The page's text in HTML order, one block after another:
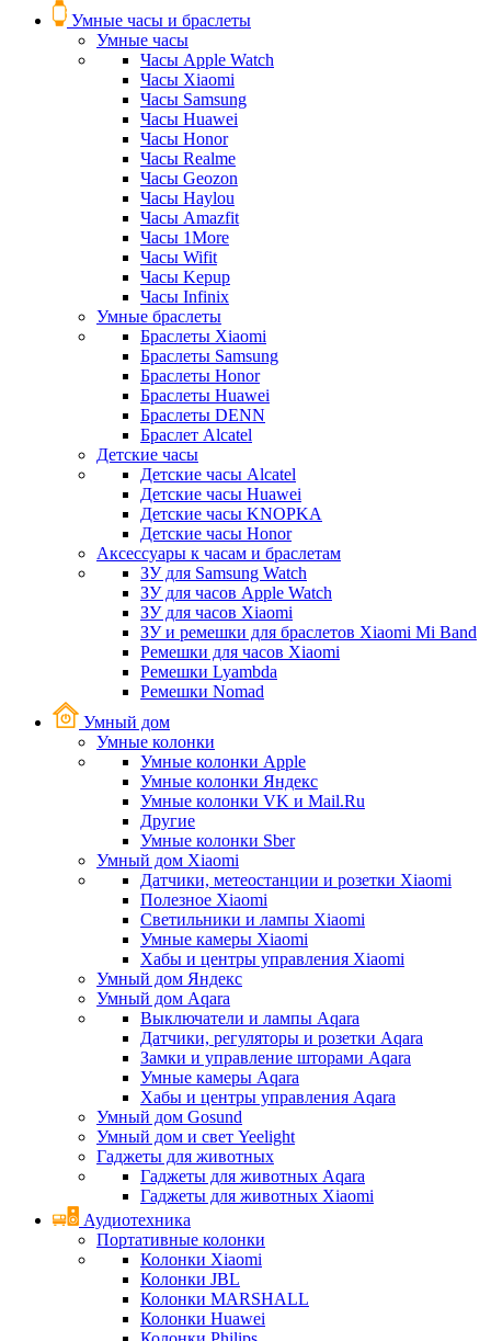
Умные часы и браслеты
Умные часы
Часы Apple Watch
Часы Xiaomi
Часы Samsung
Часы Huawei
Часы Honor
Часы Realme
Часы Geozon
Часы Haylou
Часы Amazfit
Часы 1More
Часы Wifit
Часы Kepup
Часы Infinix
Умные браслеты
Браслеты Xiaomi
Браслеты Samsung
Браслеты Honor
Браслеты Huawei
Браслеты DENN
Браслет Alcatel
Детские часы
Детские часы Alcatel
Детские часы Huawei
Детские часы KNOPKA
Детские часы Honor
Аксессуары к часам и браслетам
ЗУ для Samsung Watch
ЗУ для часов Apple Watch
ЗУ для часов Xiaomi
ЗУ и ремешки для браслетов Xiaomi Mi Band
Ремешки для часов Xiaomi
Ремешки Lyambda
Ремешки Nomad
Умный дом
Умные колонки
Умные колонки Apple
Умные колонки Яндекс
Умные колонки VK и Mail.Ru
Другие
Умные колонки Sber
Умный дом Xiaomi
Датчики, метеостанции и розетки Xiaomi
Полезное Xiaomi
Светильники и лампы Xiaomi
Умные камеры Xiaomi
Хабы и центры управления Xiaomi
Умный дом Яндекс
Умный дом Aqara
Выключатели и лампы Aqara
Датчики, регуляторы и розетки Aqara
Замки и управление шторами Aqara
Умные камеры Aqara
Хабы и центры управления Aqara
Умный дом Gosund
Умный дом и свет Yeelight
Гаджеты для животных
Гаджеты для животных Aqara
Гаджеты для животных Xiaomi
Аудиотехника
Портативные колонки
Колонки Xiaomi
Колонки JBL
Колонки MARSHALL
Колонки Huawei